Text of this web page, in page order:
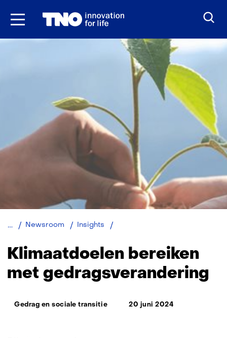
Ga
Newsroom Insights
door
gedragsverandering
Klimaatdoelen bereiken
met gedragsverandering
Thema:
Gedrag en sociale transitie 20 juni 2024